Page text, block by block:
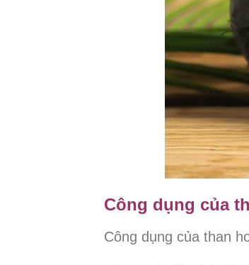
Công dụng của
Công dụng của than